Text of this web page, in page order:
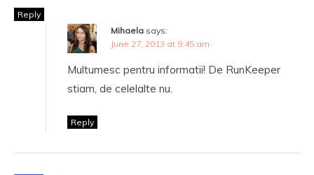
Reply
Mihaela says:
June 27, 2013 at 9:45 am
Multumesc pentru informatii! De RunKeeper
stiam, de celelalte nu.
Reply